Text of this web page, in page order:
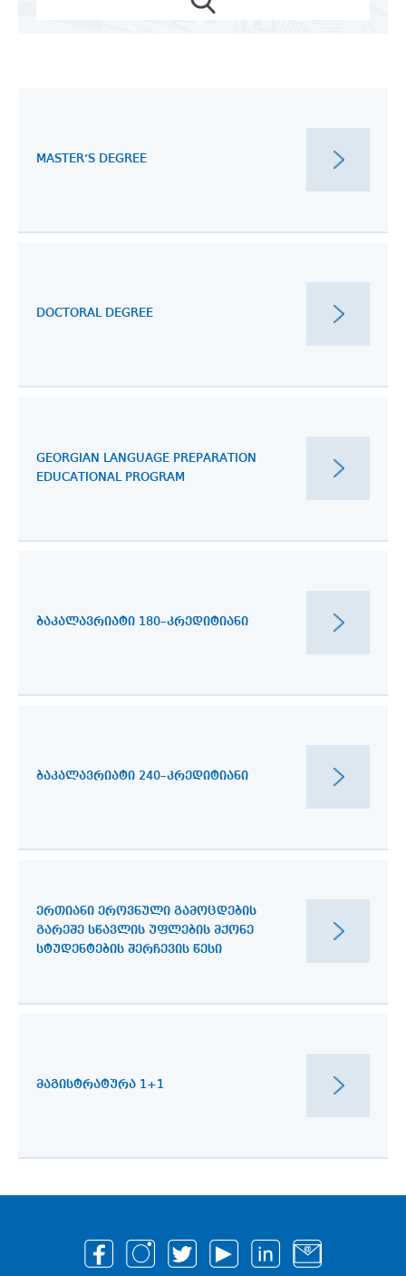
MASTER’S DEGREE
DOCTORAL DEGREE
GEORGIAN LANGUAGE PREPARATION
EDUCATIONAL PROGRAM
ᲑᲐᲙᲐᲚᲐᲕᲠᲘᲐᲢᲘ 180–ᲙᲠᲔᲓᲘᲢᲘᲐᲜᲘ
ᲑᲐᲙᲐᲚᲐᲕᲠᲘᲐᲢᲘ 240–ᲙᲠᲔᲓᲘᲢᲘᲐᲜᲘ
ᲔᲠᲗᲘᲐᲜᲘ ᲔᲠᲝᲕᲜᲣᲚᲘ ᲒᲐᲛᲝᲪᲓᲔᲑᲘᲡ
ᲒᲐᲠᲔᲨᲔ ᲡᲬᲐᲕᲚᲘᲡ ᲣᲤᲚᲔᲑᲘᲡ ᲛᲥᲝᲜᲔ
ᲡᲢᲣᲓᲔᲜᲢᲔᲑᲘᲡ ᲨᲔᲠᲩᲔᲕᲘᲡ ᲬᲔᲡᲘ
ᲛᲐᲒᲘᲡᲢᲠᲐᲢᲣᲠᲐ 1+1